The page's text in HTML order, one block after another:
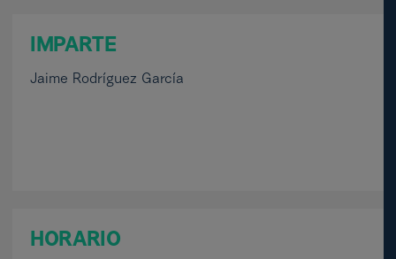
IMPARTE
Jaime Rodríguez García
HORARIO